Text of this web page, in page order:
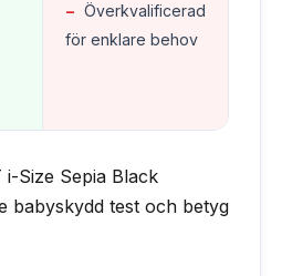
− Överkvalificerad
för enklare behov